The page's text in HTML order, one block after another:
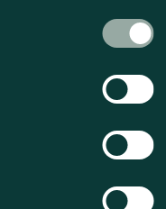
Ta gjerne pizzakulene ut